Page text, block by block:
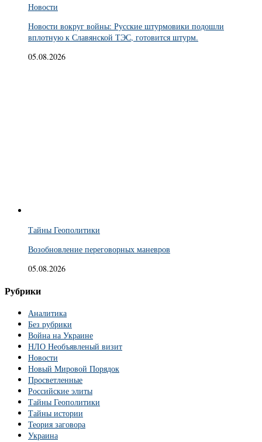
Новости
Новости вокруг войны: Русские штурмовики подошли
вплотную к Славянской ТЭС, готовится штурм.
05.08.2026
Тайны Геополитики
Возобновление переговорных маневров
05.08.2026
Рубрики
Аналитика
Без рубрики
Война на Украине
НЛО Необъявленый визит
Новости
Новый Мировой Порядок
Просветленные
Российские элиты
Тайны Геополитики
Тайны истории
Теория заговора
Украина